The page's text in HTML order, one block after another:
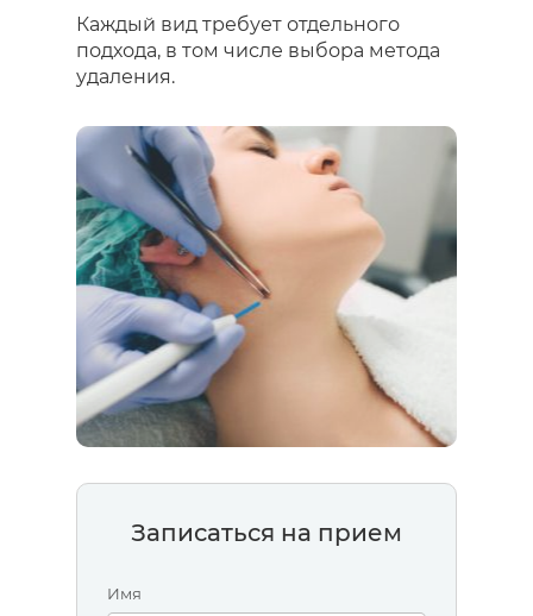
Каждый вид требует отдельного
подхода, в том числе выбора метода
удаления.
Записаться на прием
Имя